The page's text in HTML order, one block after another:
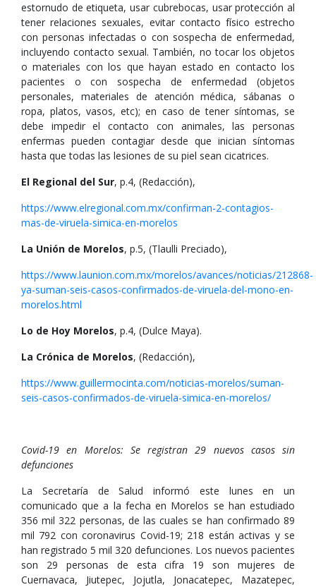
estornudo de etiqueta, usar cubrebocas, usar protección al
tener relaciones sexuales, evitar contacto físico estrecho
con personas infectadas o con sospecha de enfermedad,
incluyendo contacto sexual. También, no tocar los objetos
o materiales con los que hayan estado en contacto los
pacientes o con sospecha de enfermedad (objetos
personales, materiales de atención médica, sábanas o
ropa, platos, vasos, etc); en caso de tener síntomas, se
debe impedir el contacto con animales, las personas
enfermas pueden contagiar desde que inician síntomas
hasta que todas las lesiones de su piel sean cicatrices.
El Regional del Sur, p.4, (Redacción),
https://www.elregional.com.mx/confirman-2-contagios-
mas-de-viruela-simica-en-morelos
La Unión de Morelos, p.5, (Tlaulli Preciado),
https://www.launion.com.mx/morelos/avances/noticias/212868-
ya-suman-seis-casos-confirmados-de-viruela-del-mono-en-
morelos.html
Lo de Hoy Morelos, p.4, (Dulce Maya).
La Crónica de Morelos, (Redacción),
https://www.guillermocinta.com/noticias-morelos/suman-
seis-casos-confirmados-de-viruela-simica-en-morelos/
Covid-19 en Morelos: Se registran 29 nuevos casos sin
defunciones
La Secretaría de Salud informó este lunes en un
comunicado que a la fecha en Morelos se han estudiado
356 mil 322 personas, de las cuales se han confirmado 89
mil 792 con coronavirus Covid-19; 218 están activas y se
han registrado 5 mil 320 defunciones. Los nuevos pacientes
son 29 personas de esta cifra 19 son mujeres de
Cuernavaca, Jiutepec, Jojutla, Jonacatepec, Mazatepec,